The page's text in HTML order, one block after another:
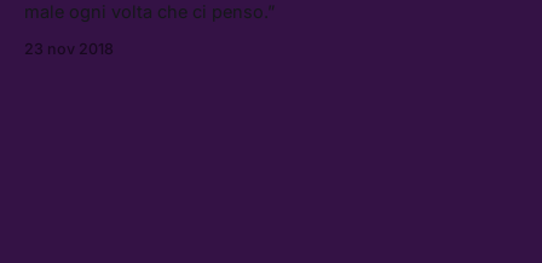
male ogni volta che ci penso.”
23 nov 2018